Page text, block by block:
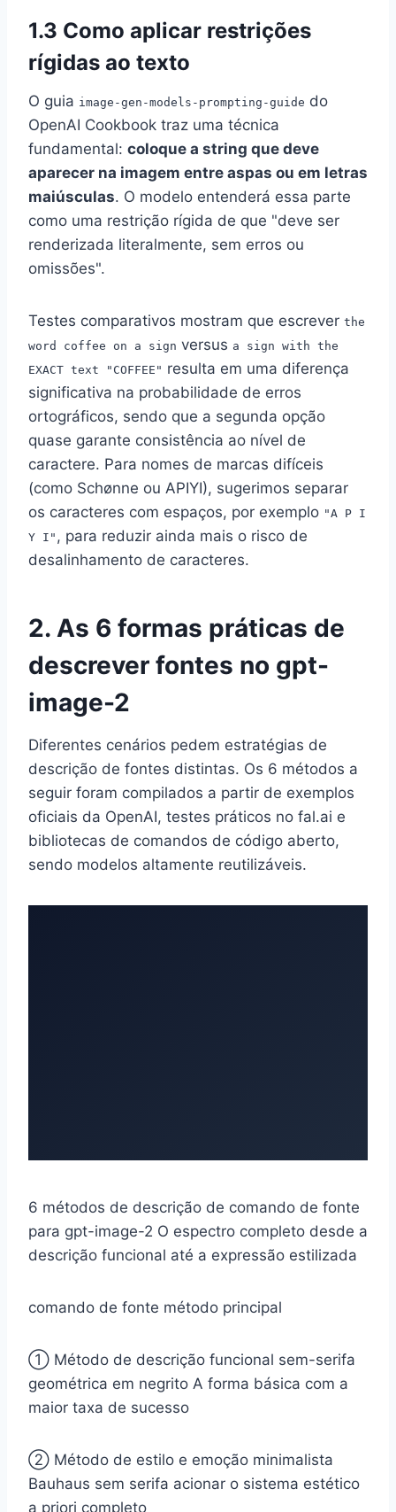
1.3 Como aplicar restrições
rígidas ao texto
O guia image-gen-models-prompting-guide do
OpenAI Cookbook traz uma técnica
fundamental: coloque a string que deve
aparecer na imagem entre aspas ou em letras
maiúsculas. O modelo entenderá essa parte
como uma restrição rígida de que "deve ser
renderizada literalmente, sem erros ou
omissões".
Testes comparativos mostram que escrever the
word coffee on a sign versus a sign with the
EXACT text "COFFEE" resulta em uma diferença
significativa na probabilidade de erros
ortográficos, sendo que a segunda opção
quase garante consistência ao nível de
caractere. Para nomes de marcas difíceis
(como Schønne ou APIYI), sugerimos separar
os caracteres com espaços, por exemplo "A P I
Y I" , para reduzir ainda mais o risco de
desalinhamento de caracteres.
2. As 6 formas práticas de
descrever fontes no gpt-
image-2
Diferentes cenários pedem estratégias de
descrição de fontes distintas. Os 6 métodos a
seguir foram compilados a partir de exemplos
oficiais da OpenAI, testes práticos no fal.ai e
bibliotecas de comandos de código aberto,
sendo modelos altamente reutilizáveis.
6 métodos de descrição de comando de fonte
para gpt-image-2 O espectro completo desde a
descrição funcional até a expressão estilizada
comando de fonte método principal
① Método de descrição funcional sem-serifa
geométrica em negrito A forma básica com a
maior taxa de sucesso
② Método de estilo e emoção minimalista
Bauhaus sem serifa acionar o sistema estético
a priori completo